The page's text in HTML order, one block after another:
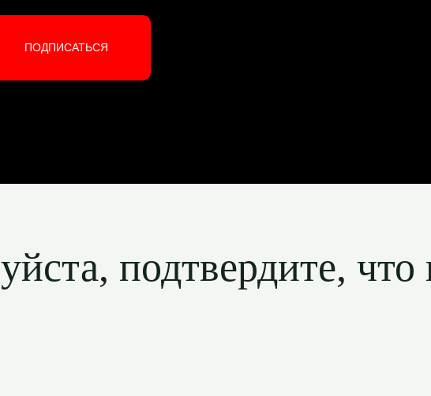
ПОДПИСАТЬСЯ
подтвердите, что